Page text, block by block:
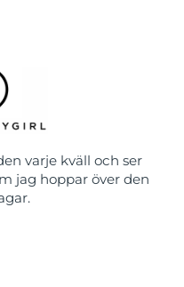
varje kväll och ser
jag hoppar över den